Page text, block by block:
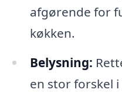
afgørende for
køkken.
Belysning:
en stor forskel